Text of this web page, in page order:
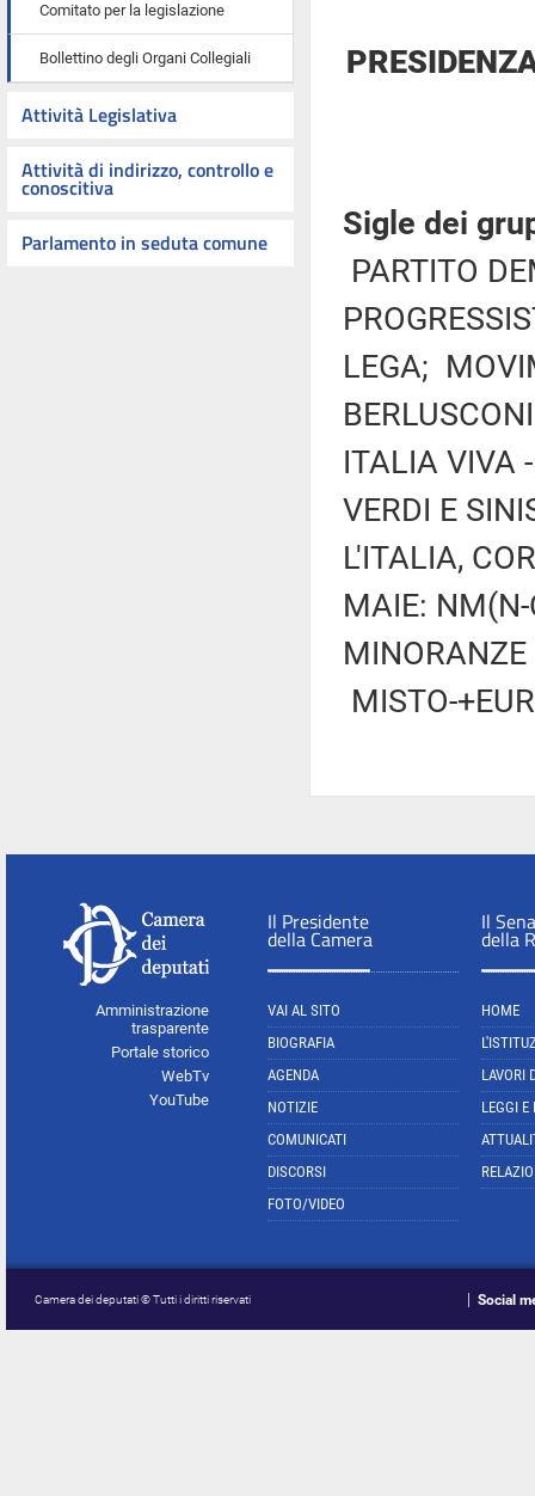
Comitato per la legislazione
Bollettino degli Organi Collegiali
Attività Legislativa
Attività di indirizzo, controllo e
conoscitiva
Parlamento in seduta comune
Sigle dei
PARTITO
LEGA;
ITALIA VIVA
VERDI E
L'ITALIA,
MAIE:
MISTO-
Amministrazione
trasparente
Portale storico
WebTv
YouTube
Il Presidente
della Camera
VAI AL SITO
BIOGRAFIA
AGENDA
NOTIZIE
COMUNICATI
DISCORSI
FOTO/VIDEO
Il
della
HOME
LAVORI
LEGGI E
Camera dei deputati © Tutti i diritti riservati Social